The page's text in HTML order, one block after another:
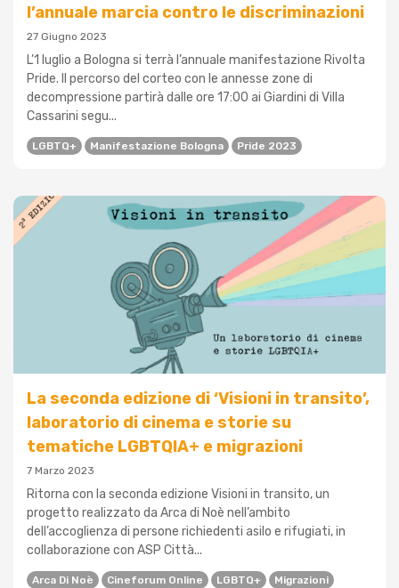
l’annuale marcia contro le discriminazioni
27 Giugno 2023
L’1 luglio a Bologna si terrà l’annuale manifestazione Rivolta
Pride. Il percorso del corteo con le annesse zone di
decompressione partirà dalle ore 17:00 ai Giardini di Villa
Cassarini segu...
LGBTQ+ Manifestazione Bologna Pride 2023
La seconda edizione di ‘Visioni in transito’,
laboratorio di cinema e storie su
tematiche LGBTQIA+ e migrazioni
7 Marzo 2023
Ritorna con la seconda edizione Visioni in transito, un
progetto realizzato da Arca di Noè nell’ambito
dell’accoglienza di persone richiedenti asilo e rifugiati, in
collaborazione con ASP Città...
Arca Di Noè Cineforum Online LGBTQ+ Migrazioni